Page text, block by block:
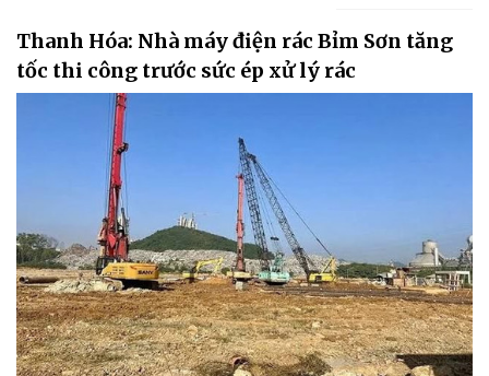
Thanh Hóa: Nhà máy điện rác Bỉm Sơn tăng
tốc thi công trước sức ép xử lý rác